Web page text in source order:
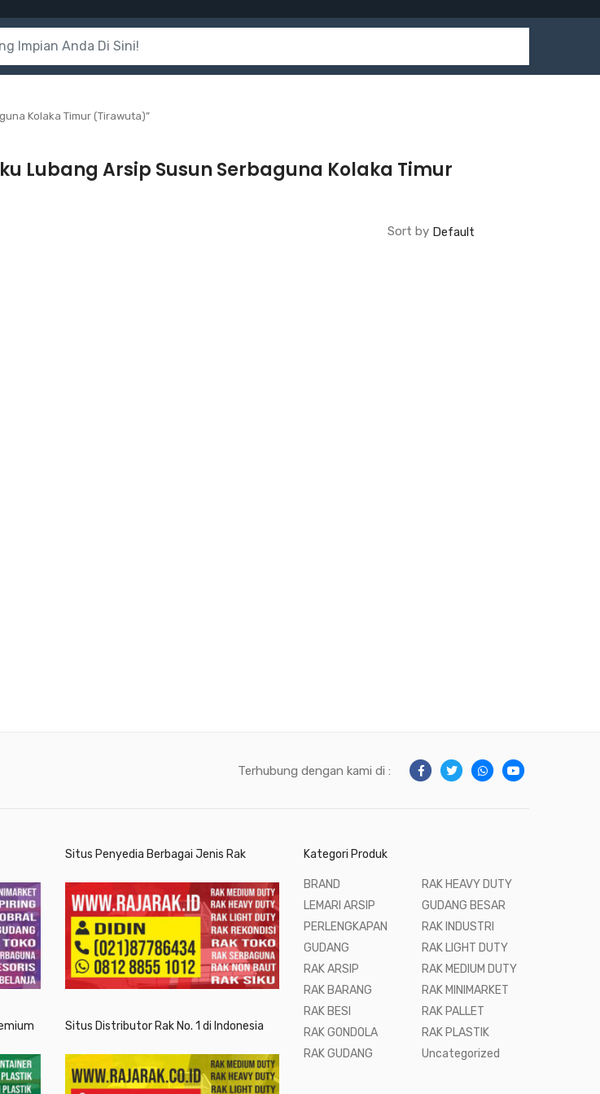
Kolaka Timur (Tirawuta)”
Lubang Arsip Susun Serbaguna Kolaka Timur
Sort by
Terhubung dengan kami di :
Situs Penyedia Berbagai Jenis Rak
Situs Distributor Rak No. 1 di Indonesia
Kategori Produk
BRAND
LEMARI ARSIP
PERLENGKAPAN
GUDANG
RAK ARSIP
RAK BARANG
RAK BESI
RAK GONDOLA
RAK GUDANG
RAK HEAVY DUTY
GUDANG BESAR
RAK INDUSTRI
RAK LIGHT DUTY
RAK MEDIUM DUTY
RAK MINIMARKET
RAK PALLET
RAK PLASTIK
Uncategorized